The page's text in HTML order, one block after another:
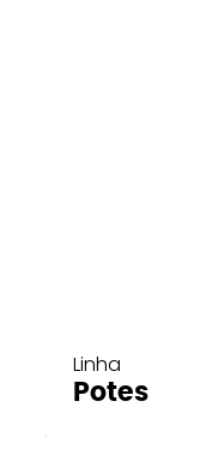
Linha
Potes